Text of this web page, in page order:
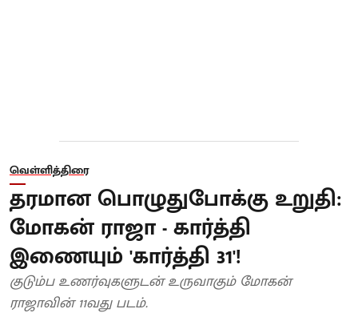
வெள்ளித்திரை
தரமான பொழுதுபோக்கு உறுதி:
மோகன் ராஜா - கார்த்தி
இணையும் 'கார்த்தி 31'!
குடும்ப உணர்வுகளுடன் உருவாகும் மோகன்
ராஜாவின் 11வது படம்.